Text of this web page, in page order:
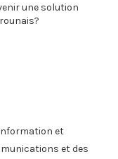
une solution
et
et des